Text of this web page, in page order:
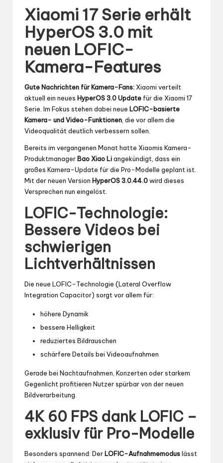
Xiaomi 17 Serie erhält
HyperOS 3.0 mit
neuen LOFIC-
Kamera-Features
Gute Nachrichten für Kamera-Fans: Xiaomi verteilt
aktuell ein neues HyperOS 3.0 Update für die Xiaomi 17
Serie. Im Fokus stehen dabei neue LOFIC-basierte
Kamera- und Video-Funktionen , die vor allem die
Videoqualität deutlich verbessern sollen.
Bereits im vergangenen Monat hatte Xiaomis Kamera-
ProduktmanagerBao Xiao Liangekündigt, dass ein
großes Kamera-Update für die Pro-Modelle geplant ist.
Mit der neuen Version HyperOS 3.0.44.0wird dieses
Versprechen nun eingelöst.
LOFIC-Technologie:
Bessere Videos bei
schwierigen
Lichtverhältnissen
Die neue LOFIC-Technologie (Lateral Overflow
Integration Capacitor) sorgt vor allem für:
höhere Dynamik
bessere Helligkeit
reduziertes Bildrauschen
schärfere Details bei Videoaufnahmen
Gerade bei Nachtaufnahmen, Konzerten oder starkem
Gegenlicht profitieren Nutzer spürbar von der neuen
Bildverarbeitung.
4K 60 FPS dank LOFIC –
exklusiv für Pro-Modelle
Besonders spannend: DerLOFIC-Aufnahmemoduslässt